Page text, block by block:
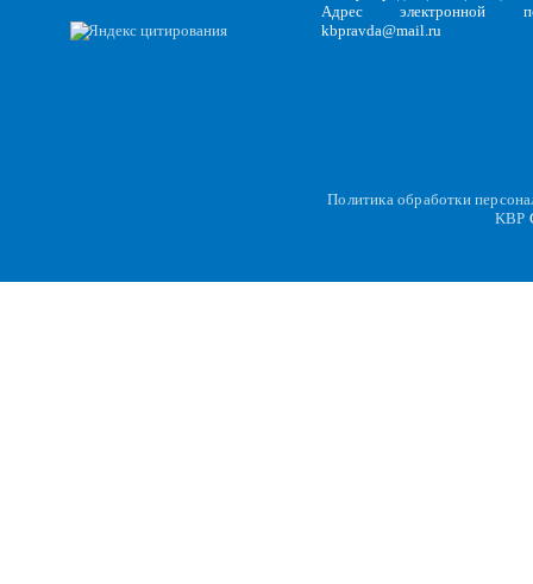
Адрес электронной
kbpravda@mail.ru
Политика обработки
KBP